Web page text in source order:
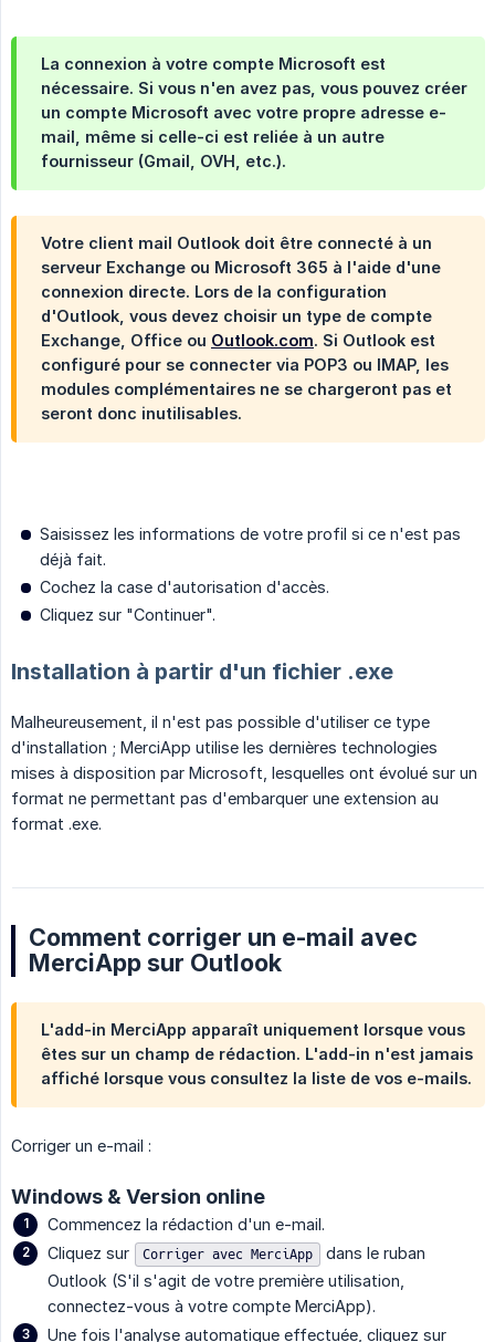
La connexion à votre compte Microsoft est
nécessaire. Si vous n'en avez pas, vous pouvez créer
un compte Microsoft avec votre propre adresse e-
mail, même si celle-ci est reliée à un autre
fournisseur (Gmail, OVH, etc.).
Votre client mail Outlook doit être connecté à un
serveur Exchange ou Microsoft 365 à l'aide d'une
connexion directe. Lors de la configuration
d'Outlook, vous devez choisir un type de compte
Exchange, Office ou Outlook.com. Si Outlook est
configuré pour se connecter via POP3 ou IMAP, les
modules complémentaires ne se chargeront pas et
seront donc inutilisables.
Saisissez les informations de votre profil si ce n'est pas
déjà fait.
Cochez la case d'autorisation d'accès.
Cliquez sur "Continuer".
Installation à partir d'un fichier .exe
Malheureusement, il n'est pas possible d'utiliser ce type
d'installation ; MerciApp utilise les dernières technologies
mises à disposition par Microsoft, lesquelles ont évolué sur un
format ne permettant pas d'embarquer une extension au
format .exe.
Comment corriger un e-mail avec
MerciApp sur Outlook
L'add-in MerciApp apparaît uniquement lorsque vous
êtes sur un champ de rédaction. L'add-in n'est jamais
affiché lorsque vous consultez la liste de vos e-mails.
Corriger un e-mail :
Windows & Version online
Commencez la rédaction d'un e-mail.
Cliquez sur
Corriger avec MerciApp
dans le ruban
Outlook (S'il s'agit de votre première utilisation,
connectez-vous à votre compte MerciApp).
Une fois l'analyse automatique effectuée, cliquez sur